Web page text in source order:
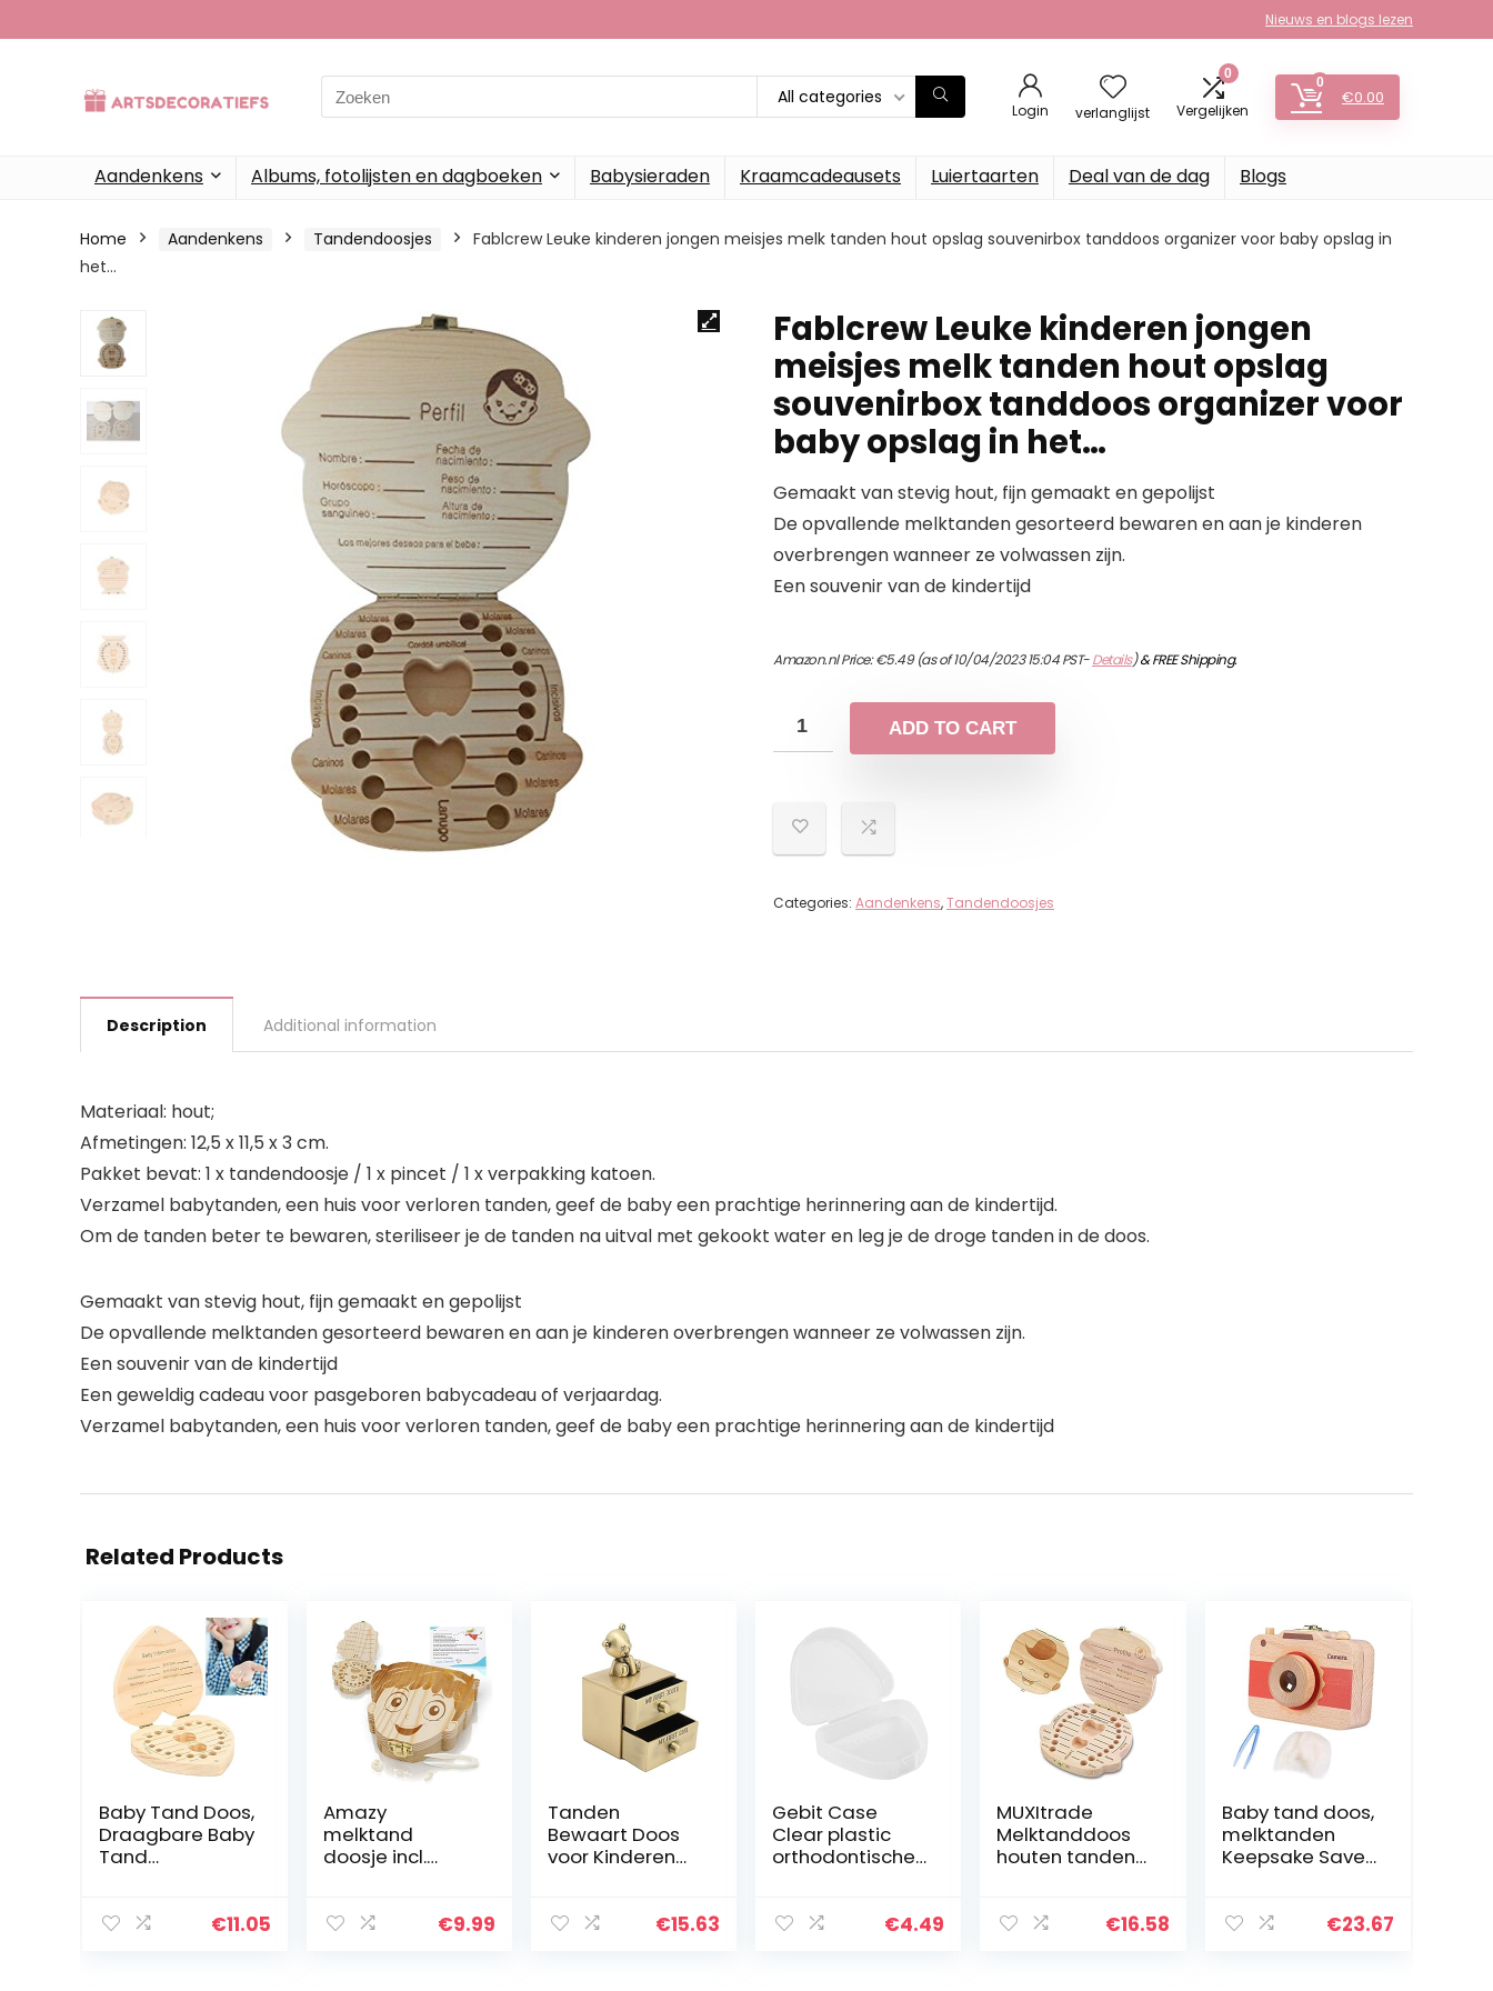
Nieuws en blogs lezen
Search
for:
All categories
Login verlanglijst
0
Vergelijken
0
€0.00
Aandenkens Albums, fotolijsten en dagboeken Babysieraden Kraamcadeausets Luiertaarten Deal van de dag Blogs
Home Aandenkens Tandendoosjes
Fablcrew Leuke kinderen jongen meisjes melk tanden hout opslag souvenirbox tanddoos organizer voor baby opslag in
het…
Fablcrew Leuke kinderen jongen
meisjes melk tanden hout opslag
souvenirbox tanddoos organizer voor
baby opslag in het…
Gemaakt van stevig hout, fijn gemaakt en gepolijst
De opvallende melktanden gesorteerd bewaren en aan je kinderen
overbrengen wanneer ze volwassen zijn.
Een souvenir van de kindertijd
Amazon.nl Price:€5.49(as of 10/04/2023 15:04 PST-Details)&FREE Shipping.
ADD TO CART
Categories: Aandenkens,Tandendoosjes
Description Additional information
Materiaal: hout;
Afmetingen: 12,5 x 11,5 x 3 cm.
Pakket bevat: 1 x tandendoosje / 1 x pincet / 1 x verpakking katoen.
Verzamel babytanden, een huis voor verloren tanden, geef de baby een prachtige herinnering aan de kindertijd.
Om de tanden beter te bewaren, steriliseer je de tanden na uitval met gekookt water en leg je de droge tanden in de doos.
Gemaakt van stevig hout, fijn gemaakt en gepolijst
De opvallende melktanden gesorteerd bewaren en aan je kinderen overbrengen wanneer ze volwassen zijn.
Een souvenir van de kindertijd
Een geweldig cadeau voor pasgeboren babycadeau of verjaardag.
Verzamel babytanden, een huis voor verloren tanden, geef de baby een prachtige herinnering aan de kindertijd
Related Products
Baby Tand Doos,
Draagbare Baby
Tand
Houten Kinderen
€11.05
Amazy
melktand
doosje incl.
ef – Schattig€9.99
Tanden
Bewaart Doos
voor Kinderen
Aandenken
€15.63
Gebit Case
Clear plastic
orthodontische
oorbellen
€4.49
MUXItrade
Melktanddoos
houten tanden
het bewaren
€16.58
Baby tand doos,
melktanden
Keepsake Saver
tand
€23.67